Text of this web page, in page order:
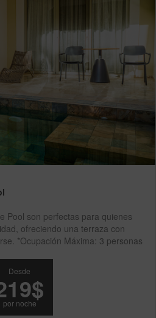
Pool son perfectas para quienes
ofreciendo una terraza con
*Ocupación Máxima: 3 personas
Desde
por noche